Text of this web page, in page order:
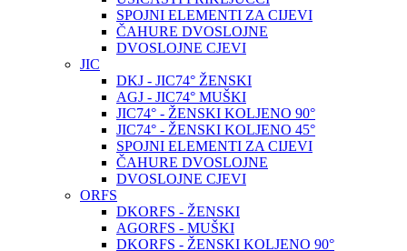
SPOJNI ELEMENTI ZA CIJEVI
ČAHURE DVOSLOJNE
DVOSLOJNE CJEVI
JIC
DKJ - JIC74° ŽENSKI
AGJ - JIC74° MUŠKI
JIC74° - ŽENSKI KOLJENO 90°
JIC74° - ŽENSKI KOLJENO 45°
SPOJNI ELEMENTI ZA CIJEVI
ČAHURE DVOSLOJNE
DVOSLOJNE CJEVI
ORFS
DKORFS - ŽENSKI
AGORFS - MUŠKI
DKORFS - ŽENSKI KOLJENO 90°